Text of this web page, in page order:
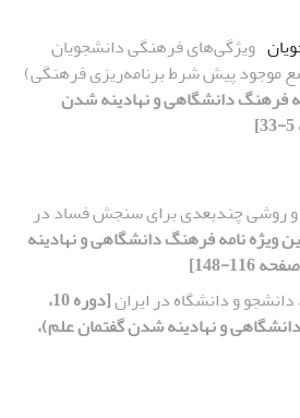
ویژگی‌های فرهنگی دانشجویان
موجود پیش شرط برنامه‌ریزی فرهنگی)
نامه فرهنگ دانشگاهی و نهادینه شدن
و روشی چندبعدی برای سنجش فساد در
10، 4(اولین ویژه نامه فرهنگ دانشگاهی و نهادینه
دانشجو و دانشگاه در ایران
[دوره 10،
و نهادینه شدن گفتمان علم)،